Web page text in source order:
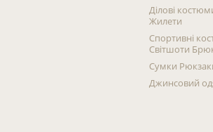
Ділові
Жилети
Спортивні
Світшоти
Сумки
Джинсовий